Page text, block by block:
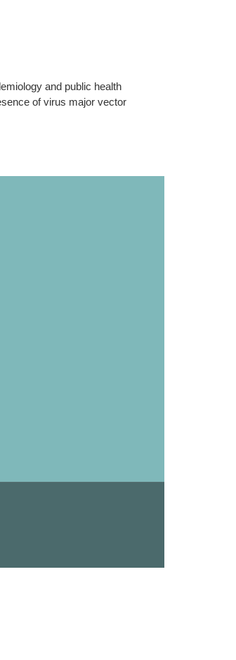
and public health
of virus major vector